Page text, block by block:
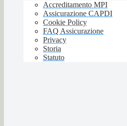
Accreditamento MPI
Assicurazione CAPDI
Cookie Policy
FAQ Assicurazione
Privacy
Storia
Statuto